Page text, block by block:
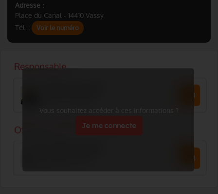
Adresse :
Place du Canal - 14410 Vassy
Tél. :
Voir le numéro
Vous souhaitez accéder à ces informations ?
Je me connecte